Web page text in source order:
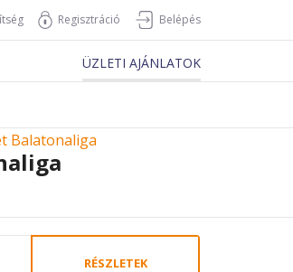
Regisztráció Belépés
ÜZLETI AJÁNLATOK
Balatonaliga
RÉSZLETEK